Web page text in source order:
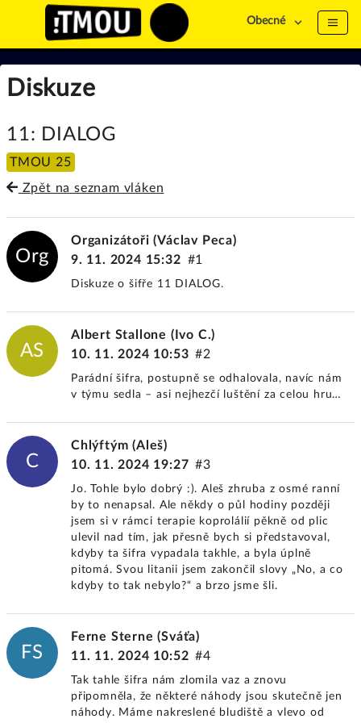
Obecné
Diskuze
11: DIALOG
TMOU 25
Zpět na seznam vláken
Org
Organizátoři (Václav Peca)
#1
9. 11. 2024 15:32
Diskuze o šifře 11 DIALOG.
AS
Albert Stallone (Ivo C.)
#2
10. 11. 2024 10:53
Parádní šifra, postupně se odhalovala, navíc nám
v týmu sedla – asi nejhezčí luštění za celou hru…
C
Chlýftým (Aleš)
#3
10. 11. 2024 19:27
Jo. Tohle bylo dobrý :). Aleš zhruba z osmé ranní
by to nenapsal. Ale někdy o půl hodiny později
jsem si v rámci terapie koprolálií pěkně od plic
ulevil nad tím, jak přesně bych si představoval,
kdyby ta šifra vypadala takhle, a byla úplně
pitomá. Svou litanii jsem zakončil slovy „No, a co
kdyby to tak nebylo?“ a brzo jsme šli.
FS
Ferne Sterne (Sváťa)
#4
11. 11. 2024 10:52
Tak tahle šifra nám zlomila vaz a znovu
připomněla, že některé náhody jsou skutečně jen
náhody. Máme nakreslené bludiště a vlevo od